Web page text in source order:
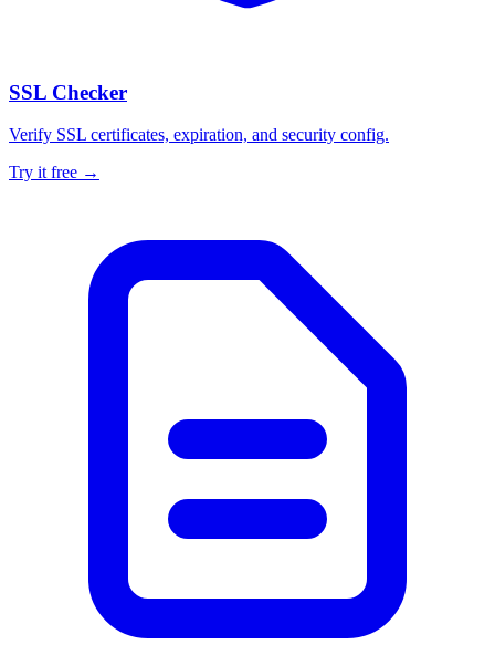
SSL Checker
Verify SSL certificates, expiration, and security config.
Try it free →